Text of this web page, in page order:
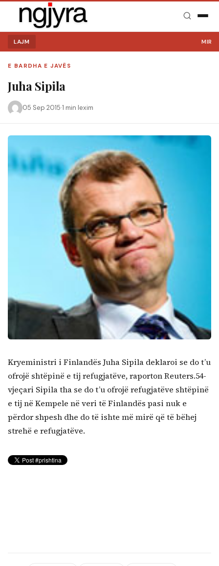
LAJM MIRË
E BARDHA E JAVËS
Juha Sipila
05 Sep 2015·1 min lexim
Kryeministri i Finlandës Juha Sipila deklaroi se do t’u
ofrojë shtëpinë e tij refugjatëve, raporton Reuters.54-
vjeçari Sipila tha se do t’u ofrojë refugjatëve shtëpinë
e tij në Kempele në veri të Finlandës pasi nuk e
përdor shpesh dhe do të ishte më mirë që të bëhej
strehë e refugjatëve.